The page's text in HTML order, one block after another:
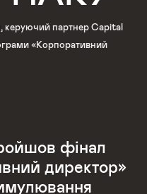
керуючий партнер Capital
«Корпоративний
фінал
директор»